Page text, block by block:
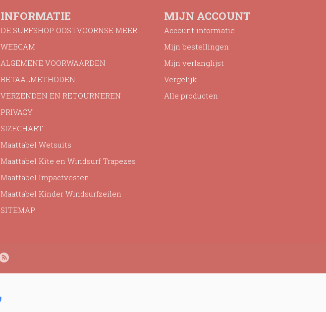
INFORMATIE
DE SURFSHOP OOSTVOORNSE MEER
WEBCAM
ALGEMENE VOORWAARDEN
BETAALMETHODEN
VERZENDEN EN RETOURNEREN
PRIVACY
SIZECHART
Maattabel Wetsuits
Maattabel Kite en Windsurf Trapezes
Maattabel Impactvesten
Maattabel Kinder Windsurfzeilen
SITEMAP
MIJN ACCOUNT
Account informatie
Mijn bestellingen
Mijn verlanglijst
Vergelijk
Alle producten